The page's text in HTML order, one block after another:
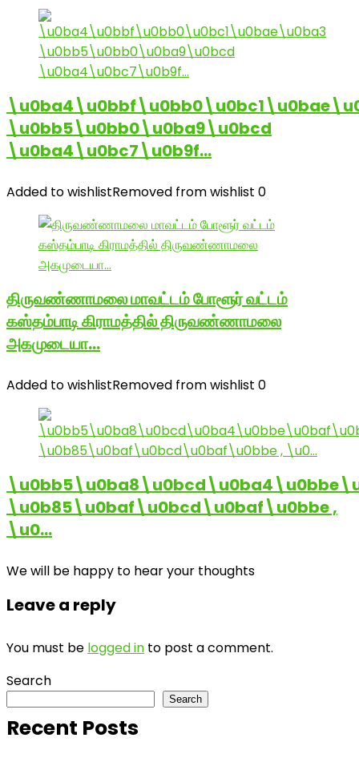
\u0bb5\u0bb0\u0ba9\u0bcd
\u0ba4\u0bc7\u0b9f…
Added to wishlistRemoved from wishlist 0
திருவண்ணாமலை மாவட்டம் போளூர் வட்டம்
கஸ்தம்பாடி கிராமத்தில் திருவண்ணாமலை
அகமுடையா…
Added to wishlistRemoved from wishlist 0
\u0b85\u0baf\u0bcd\u0baf\u0bbe ,
\u0…
We will be happy to hear your thoughts
Leave a reply
You must be logged in to post a comment.
Search
Search
Recent Posts